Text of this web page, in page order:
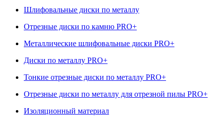
Шлифовальные диски по металлу
Отрезные диски по камню PRO+
Металлические шлифовальные диски PRO+
Диски по металлу PRO+
Тонкие отрезные диски по металлу PRO+
Отрезные диски по металлу для отрезной пилы PRO+
Изоляционный материал